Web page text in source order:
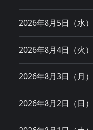
2026年8月5日（水）
2026年8月4日（火）
2026年8月3日（月）
2026年8月2日（日）